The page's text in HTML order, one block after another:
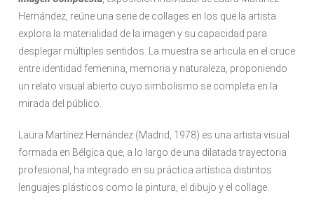
Hernández, reúne una serie de collages en los que la artista
explora la materialidad de la imagen y su capacidad para
desplegar múltiples sentidos. La muestra se articula en el cruce
entre identidad femenina, memoria y naturaleza, proponiendo
un relato visual abierto cuyo simbolismo se completa en la
mirada del público.
Laura Martínez Hernández (Madrid, 1978) es una artista visual
formada en Bélgica que, a lo largo de una dilatada trayectoria
profesional, ha integrado en su práctica artística distintos
lenguajes plásticos como la pintura, el dibujo y el collage.